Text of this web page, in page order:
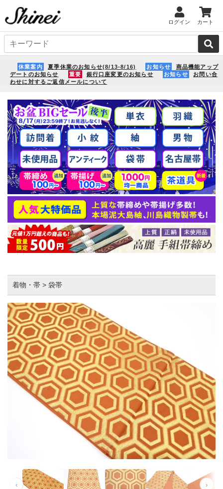
ログイン カート
休業案内 夏季休業のお知らせ(8/13-8/16) お知らせ
商品機能アップ
デートのお知らせ
重要 銀行口座変更のお知らせ お知らせ
お問い合
わせに対するご返信メールについて
着物・帯 > 袋帯
‹ ›